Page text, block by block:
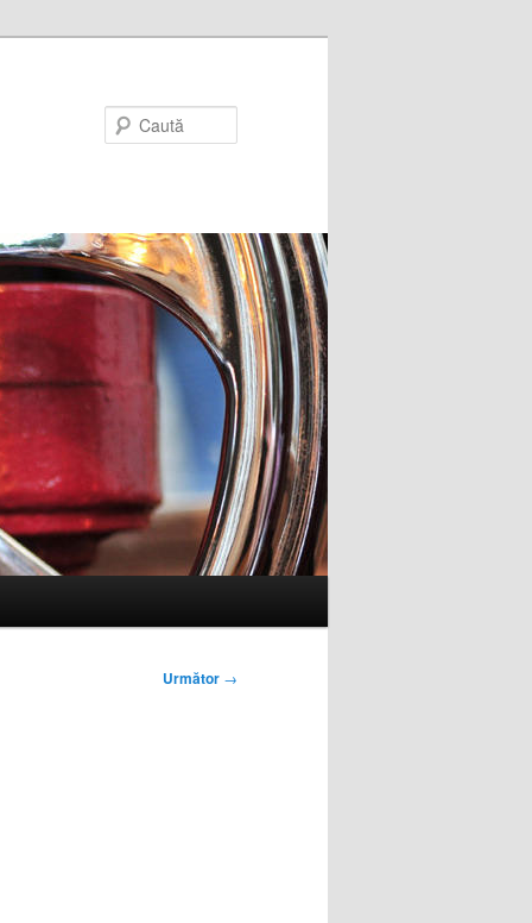
Următor →